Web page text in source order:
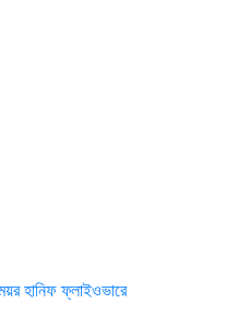
হানিফ ফ্লাইওভারে